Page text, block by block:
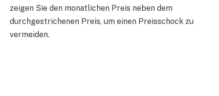
zeigen Sie den monatlichen Preis neben dem
durchgestrichenen Preis, um einen Preisschock zu
vermeiden.